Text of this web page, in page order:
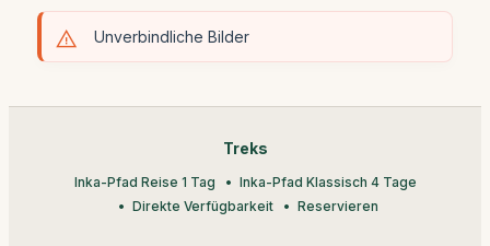
Unverbindliche Bilder
Treks
Inka-Pfad Reise 1 Tag
Inka-Pfad Klassisch 4 Tage
Direkte Verfügbarkeit
Reservieren